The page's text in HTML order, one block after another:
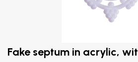
Fake septum in acrylic, wit